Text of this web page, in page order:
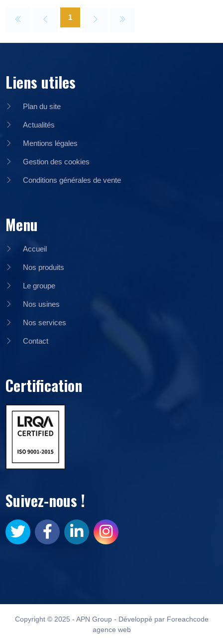
1
Liens utiles
Plan du site
Actualités
Mentions légales
Gestion des cookies
Conditions générales de vente
Menu
Accueil
Nos produits
Le groupe
Nos usines
Nos services
Contact
Certification
Suivez-nous !
Copyright © 2025 - APN Group - Développé par Foreachcode
agence web